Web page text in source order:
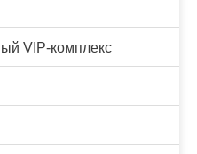
VIP-комплекс